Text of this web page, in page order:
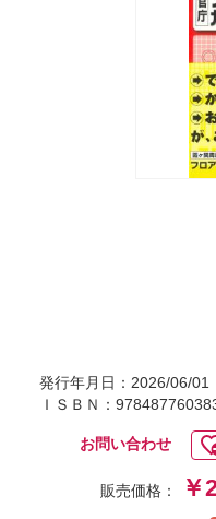
発行年月日：2026/06/01
ＩＳＢＮ：
お問い合わせ
販売価格： ￥